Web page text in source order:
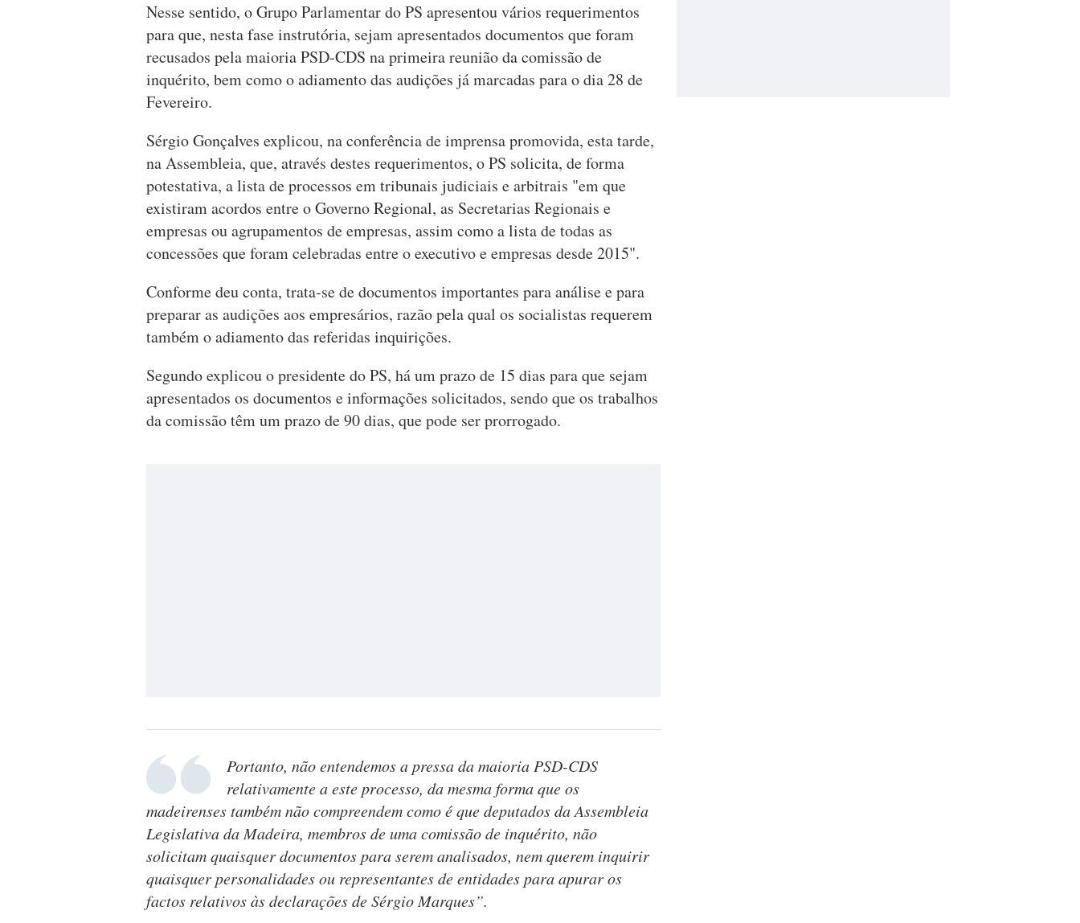
Nesse sentido, o Grupo Parlamentar do PS apresentou vários requerimentos
para que, nesta fase instrutória, sejam apresentados documentos que foram
recusados pela maioria PSD-CDS na primeira reunião da comissão de
inquérito, bem como o adiamento das audições já marcadas para o dia 28 de
Fevereiro.
Sérgio Gonçalves explicou, na conferência de imprensa promovida, esta tarde,
na Assembleia, que, através destes requerimentos, o PS solicita, de forma
potestativa, a lista de processos em tribunais judiciais e arbitrais "em que
existiram acordos entre o Governo Regional, as Secretarias Regionais e
empresas ou agrupamentos de empresas, assim como a lista de todas as
concessões que foram celebradas entre o executivo e empresas desde 2015".
Conforme deu conta, trata-se de documentos importantes para análise e para
preparar as audições aos empresários, razão pela qual os socialistas requerem
também o adiamento das referidas inquirições.
Segundo explicou o presidente do PS, há um prazo de 15 dias para que sejam
apresentados os documentos e informações solicitados, sendo que os trabalhos
da comissão têm um prazo de 90 dias, que pode ser prorrogado.
Portanto, não entendemos a pressa da maioria PSD-CDS
relativamente a este processo, da mesma forma que os
madeirenses também não compreendem como é que deputados da Assembleia
Legislativa da Madeira, membros de uma comissão de inquérito, não
solicitam quaisquer documentos para serem analisados, nem querem inquirir
quaisquer personalidades ou representantes de entidades para apurar os
factos relativos às declarações de Sérgio Marques”.